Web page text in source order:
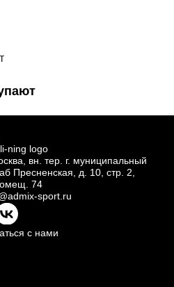
вн. тер. г. муниципальный
Пресненская, д.
10, стр. 2,
74
sport.ru
с нами